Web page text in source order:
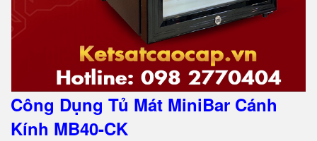
Công Dụng Tủ Mát MiniBar Cánh
Kính MB40-CK